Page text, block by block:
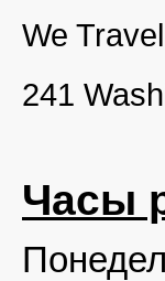
We
241
Часы